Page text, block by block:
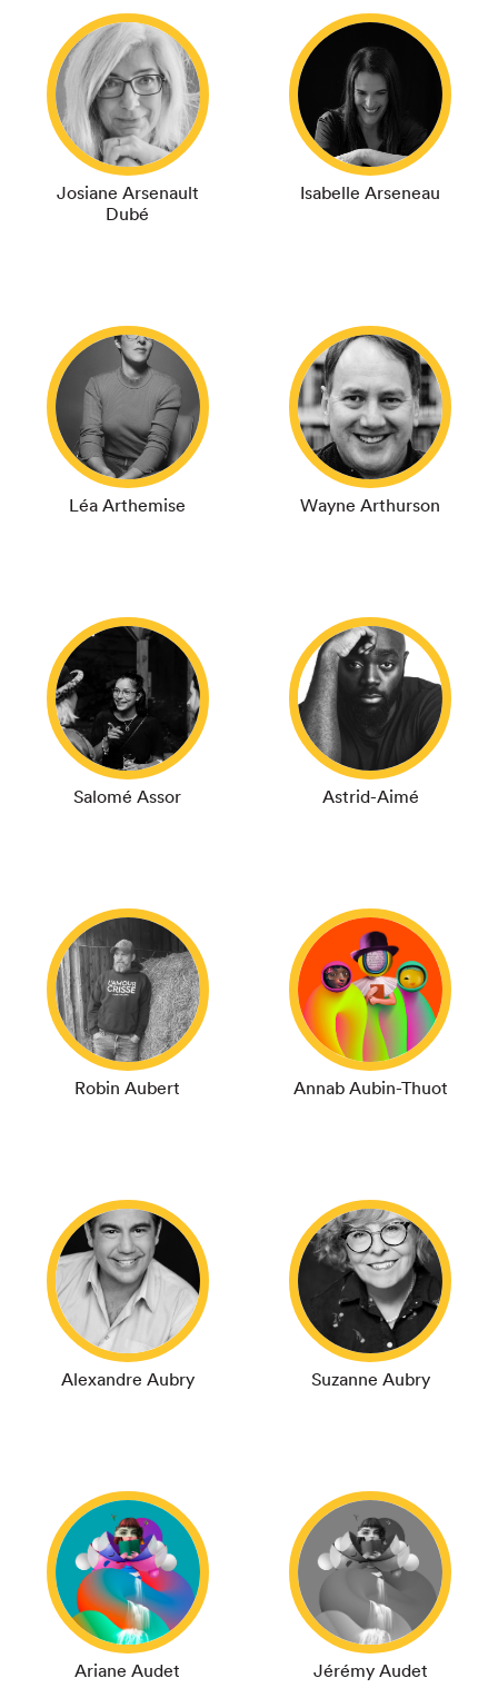
Josiane Arsenault
Dubé
Isabelle Arseneau
Léa Arthemise Wayne Arthurson
Salomé Assor Astrid-Aimé
Robin Aubert Annab Aubin-Thuot
Alexandre Aubry Suzanne Aubry
Ariane Audet Jérémy Audet